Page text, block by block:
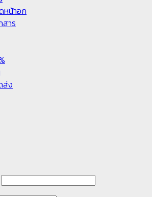
หน้าอก
สาร
ส่ง